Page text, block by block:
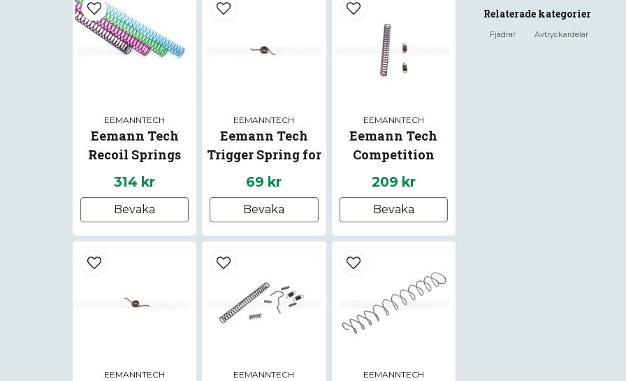
EEMANNTECH
Eemann Tech
Recoil Springs
Calibration Pack
STANDARD
CLASSIC MINOR
314 kr
Bevaka
EEMANNTECH
Eemann Tech
Trigger Spring for
Beretta 92/96/98
69 kr
Bevaka
EEMANNTECH
Eemann Tech
Competition
Springs Kit for CZ
P-10
209 kr
Bevaka
EEMANNTECH EEMANNTECH EEMANNTECH
Fråga oss något om
Relaterade kategorier
Fjädrar Avtryckardelar